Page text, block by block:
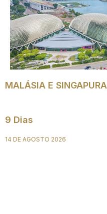
MALÁSIA E SINGAPURA
9 Dias
14 DE AGOSTO 2026